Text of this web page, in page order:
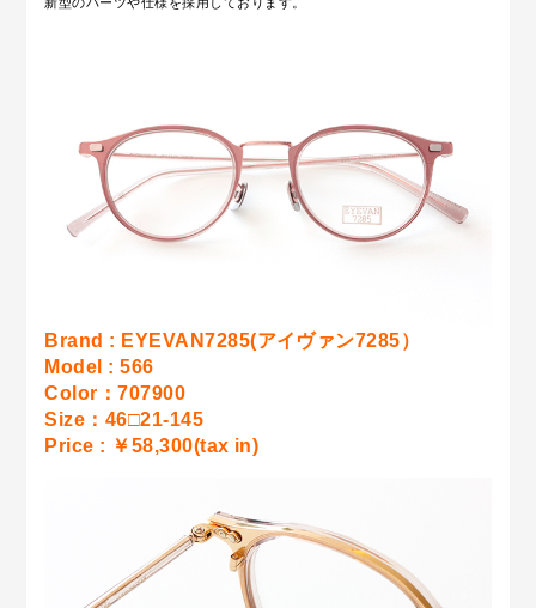
新型のパーツや仕様を採用しております。
Brand : EYEVAN7285(アイヴァン7285）
Model : 566
Color：707900
Size：46□21-145
Price : ￥58,300(tax in)